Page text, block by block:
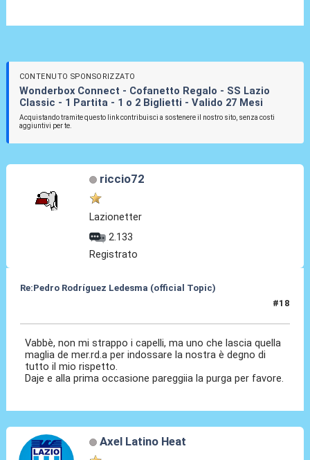
CONTENUTO SPONSORIZZATO
Wonderbox Connect - Cofanetto Regalo - SS Lazio
Classic - 1 Partita - 1 o 2 Biglietti - Valido 27 Mesi
Acquistando tramite questo link contribuisci a sostenere il nostro sito, senza costi
aggiuntivi per te.
riccio72
Lazionetter
2.133
Registrato
Re:Pedro Rodríguez Ledesma (official Topic)
#18
Vabbè, non mi strappo i capelli, ma uno che lascia quella
maglia de mer.rd.a per indossare la nostra è degno di
tutto il mio rispetto.
Daje e alla prima occasione pareggiia la purga per favore.
Axel Latino Heat